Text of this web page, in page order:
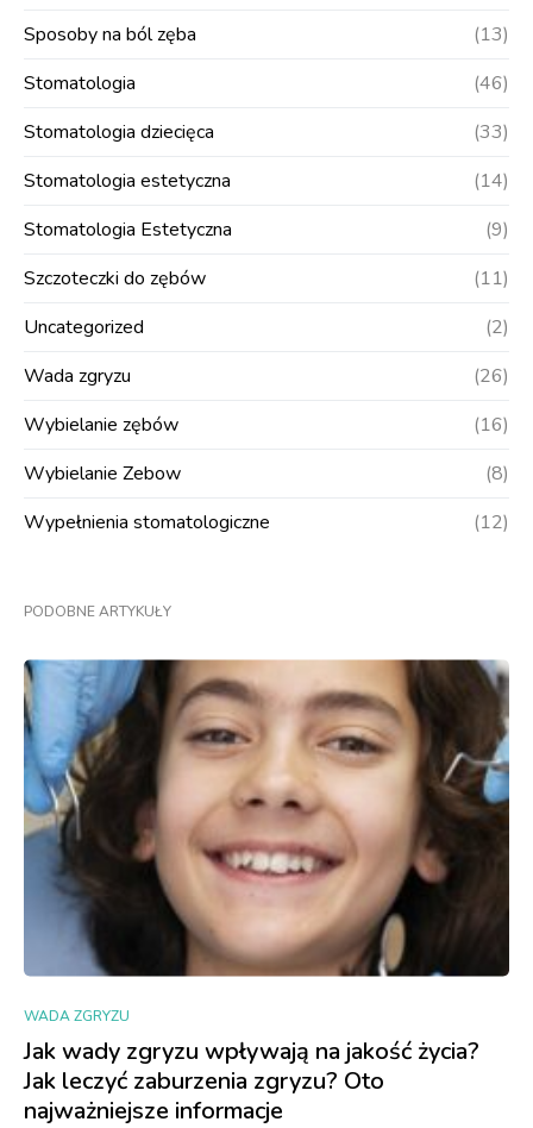
Sposoby na ból zęba
(13)
Stomatologia
(46)
Stomatologia dziecięca
(33)
Stomatologia estetyczna
(14)
Stomatologia Estetyczna
(9)
Szczoteczki do zębów
(11)
Uncategorized
(2)
Wada zgryzu
(26)
Wybielanie zębów
(16)
Wybielanie Zebow
(8)
Wypełnienia stomatologiczne
(12)
PODOBNE ARTYKUŁY
WADA ZGRYZU
Jak wady zgryzu wpływają na jakość życia?
Jak leczyć zaburzenia zgryzu? Oto
najważniejsze informacje